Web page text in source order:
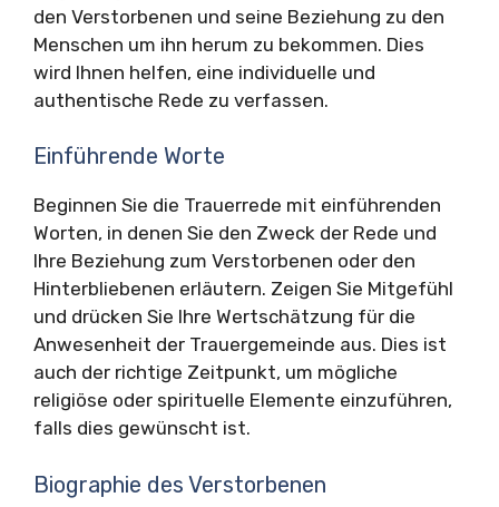
den Verstorbenen und seine Beziehung zu den
Menschen um ihn herum zu bekommen. Dies
wird Ihnen helfen, eine individuelle und
authentische Rede zu verfassen.
Einführende Worte
Beginnen Sie die Trauerrede mit einführenden
Worten, in denen Sie den Zweck der Rede und
Ihre Beziehung zum Verstorbenen oder den
Hinterbliebenen erläutern. Zeigen Sie Mitgefühl
und drücken Sie Ihre Wertschätzung für die
Anwesenheit der Trauergemeinde aus. Dies ist
auch der richtige Zeitpunkt, um mögliche
religiöse oder spirituelle Elemente einzuführen,
falls dies gewünscht ist.
Biographie des Verstorbenen